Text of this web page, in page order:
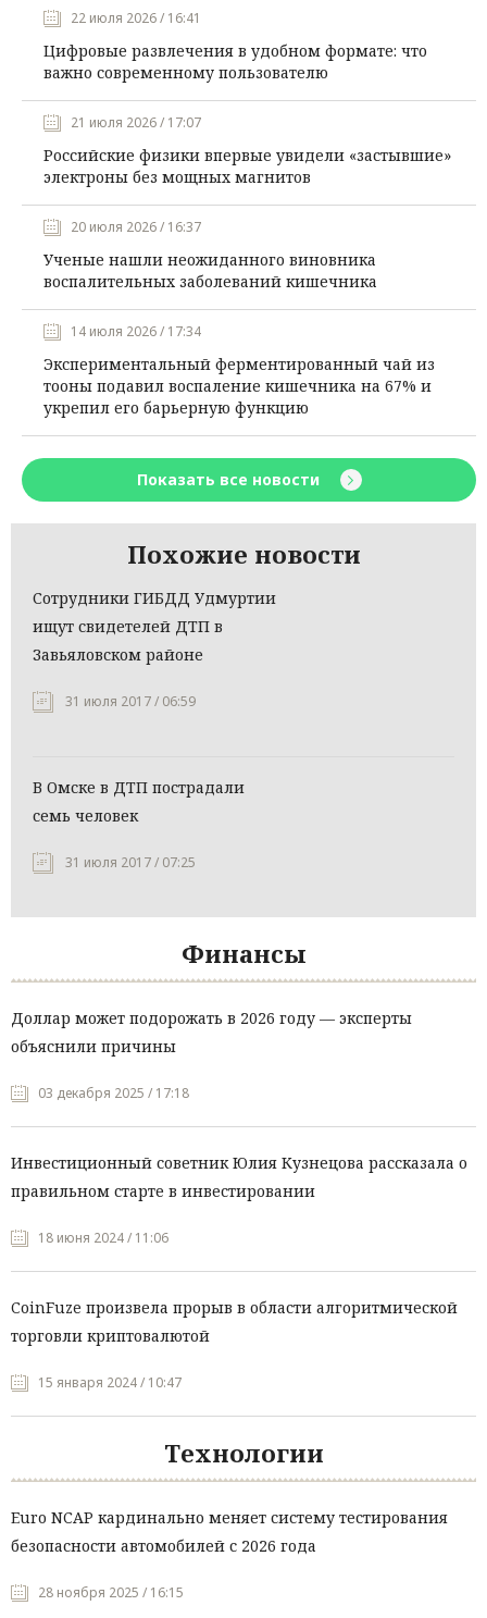
22 июля 2026 / 16:41
Цифровые развлечения в удобном формате: что
важно современному пользователю
21 июля 2026 / 17:07
Российские физики впервые увидели «застывшие»
электроны без мощных магнитов
20 июля 2026 / 16:37
Ученые нашли неожиданного виновника
воспалительных заболеваний кишечника
14 июля 2026 / 17:34
Экспериментальный ферментированный чай из
тооны подавил воспаление кишечника на 67% и
укрепил его барьерную функцию
Показать все новости
Похожие новости
Сотрудники ГИБДД Удмуртии
ищут свидетелей ДТП в
Завьяловском районе
31 июля 2017 / 06:59
В Омске в ДТП пострадали
семь человек
31 июля 2017 / 07:25
Финансы
Доллар может подорожать в 2026 году — эксперты
объяснили причины
03 декабря 2025 / 17:18
Инвестиционный советник Юлия Кузнецова рассказала о
правильном старте в инвестировании
18 июня 2024 / 11:06
CoinFuze произвела прорыв в области алгоритмической
торговли криптовалютой
15 января 2024 / 10:47
Технологии
Euro NCAP кардинально меняет систему тестирования
безопасности автомобилей с 2026 года
28 ноября 2025 / 16:15